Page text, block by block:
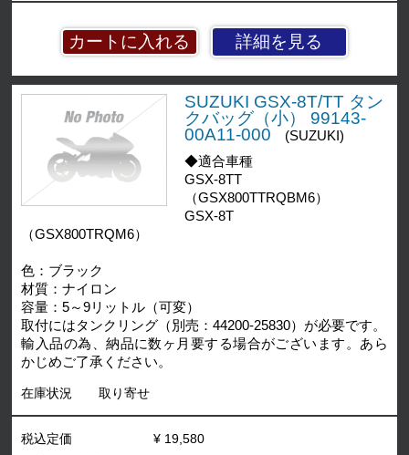
詳細を見る
SUZUKI GSX-8T/TT タン
クバッグ（小） 99143-
00A11-000
(SUZUKI)
◆適合車種
GSX-8TT
（GSX800TTRQBM6）
GSX-8T
（GSX800TRQM6）
色：ブラック
材質：ナイロン
容量：5～9リットル（可変）
取付にはタンクリング（別売：44200-25830）が必要です。
輸入品の為、納品に数ヶ月要する場合がございます。あら
かじめご了承ください。
在庫状況 取り寄せ
税込定価
¥ 19,580